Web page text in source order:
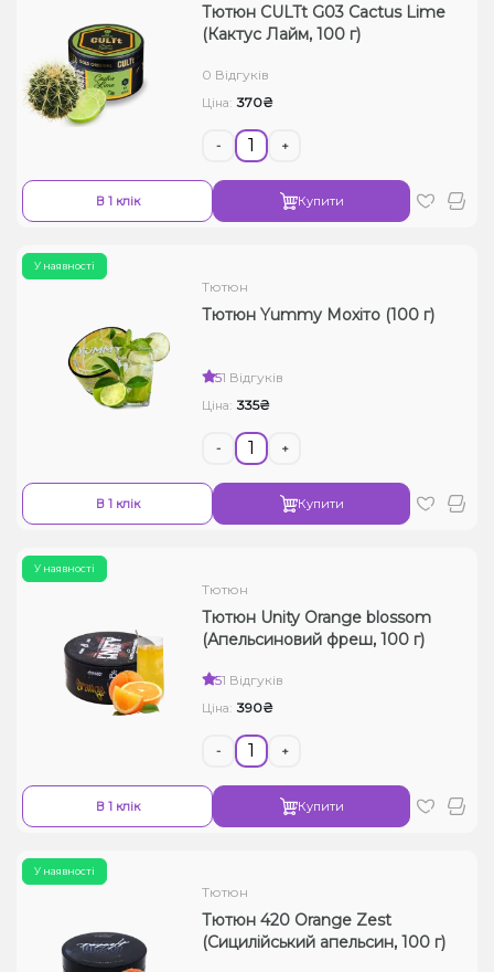
Тютюн CULTt G03 Cactus Lime
(Кактус Лайм, 100 г)
0 Відгуків
Ціна: 370₴
- +
В 1 клік Купити
У наявності
Тютюн
Тютюн Yummy Мохіто (100 г)
51 Відгуків
Ціна: 335₴
- +
В 1 клік Купити
У наявності
Тютюн
Тютюн Unity Orange blossom
(Апельсиновий фреш, 100 г)
51 Відгуків
Ціна: 390₴
- +
В 1 клік Купити
У наявності
Тютюн
Тютюн 420 Orange Zest
(Сицилійський апельсин, 100 г)